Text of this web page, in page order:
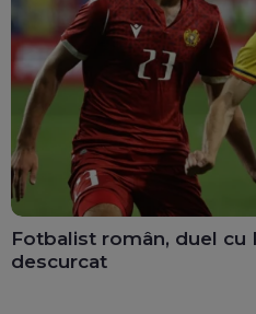
Fotbalist român, duel cu
descurcat